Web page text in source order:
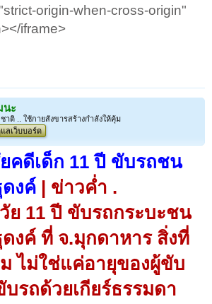
origin-when-cross-origin"
iframe>
นะ
าติ .. ใช้กายสังขารสร้างกำลังให้คุ้ม
ลเว็บบอร์ด
คดีเด็ก 11 ปี ขับรถชน
งค์ | ข่าวค่ำ .
ย 11 ปี ขับรถกระบะชน
งค์ ที่ จ.มุกดาหาร สิ่งที่
ไม่ใช่แค่อายุของผู้ขับ
รถด้วยเกียร์ธรรมดา